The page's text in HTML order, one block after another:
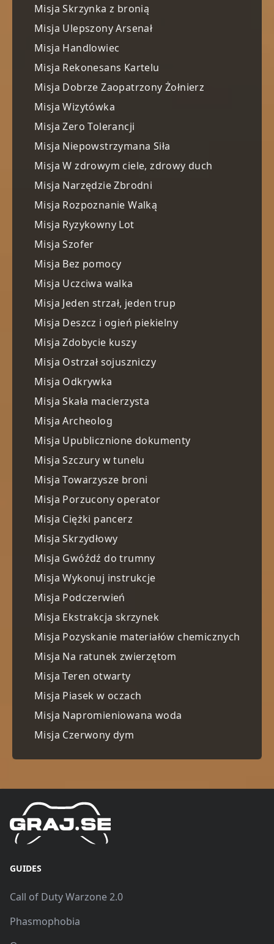
Misja Skrzynka z bronią
Misja Ulepszony Arsenał
Misja Handlowiec
Misja Rekonesans Kartelu
Misja Dobrze Zaopatrzony Żołnierz
Misja Wizytówka
Misja Zero Tolerancji
Misja Niepowstrzymana Siła
Misja W zdrowym ciele, zdrowy duch
Misja Narzędzie Zbrodni
Misja Rozpoznanie Walką
Misja Ryzykowny Lot
Misja Szofer
Misja Bez pomocy
Misja Uczciwa walka
Misja Jeden strzał, jeden trup
Misja Deszcz i ogień piekielny
Misja Zdobycie kuszy
Misja Ostrzał sojuszniczy
Misja Odkrywka
Misja Skała macierzysta
Misja Archeolog
Misja Upublicznione dokumenty
Misja Szczury w tunelu
Misja Towarzysze broni
Misja Porzucony operator
Misja Ciężki pancerz
Misja Skrzydłowy
Misja Gwóźdź do trumny
Misja Wykonuj instrukcje
Misja Podczerwień
Misja Ekstrakcja skrzynek
Misja Pozyskanie materiałów chemicznych
Misja Na ratunek zwierzętom
Misja Teren otwarty
Misja Piasek w oczach
Misja Napromieniowana woda
Misja Czerwony dym
GUIDES
Call of Duty Warzone 2.0
Phasmophobia